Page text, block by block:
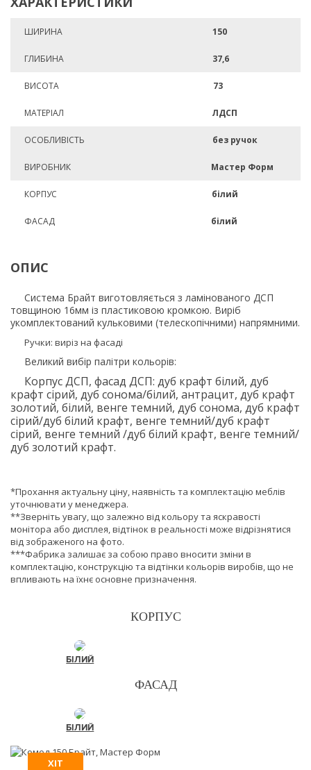
ШИРИНА 150
ГЛИБИНА 37,6
ВИСОТА 73
МАТЕРІАЛ ЛДСП
ОСОБЛИВІСТЬ без ручок
ВИРОБНИК Мастер Форм
КОРПУС білий
ФАСАД білий
ОПИС
Система Брайт виготовляється з ламінованого ДСП
товщиною 16мм із пластиковою кромкою. Виріб
укомплектований кульковими (телескопічними) напрямними.
Ручки: виріз на фасаді
Великий вибір палітри кольорів:
Корпус ДСП, фасад ДСП: дуб крафт білий, дуб
крафт сірий, дуб сонома/білий, антрацит, дуб крафт
золотий, білий, венге темний, дуб сонома, дуб крафт
сірий/дуб білий крафт, венге темний/дуб крафт
сірий, венге темний /дуб білий крафт, венге темний/
дуб золотий крафт.
*Прохання актуальну ціну, наявність та комплектацію меблів
уточнювати у менеджера.
**Зверніть увагу, що залежно від кольору та яскравості
монітора або дисплея, відтінок в реальності може відрізнятися
від зображеного на фото.
***Фабрика залишає за собою право вносити зміни в
комплектацію, конструкцію та відтінки кольорів виробів, що не
впливають на їхнє основне призначення.
КОРПУС
БІЛИЙ
ФАСАД
БІЛИЙ
ХІТ